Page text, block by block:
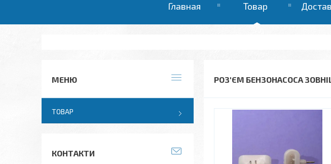
Главная Товар
РОЗ'ЄМ БЕНЗОНАСОСА
ТОВАР
КОНТАКТИ